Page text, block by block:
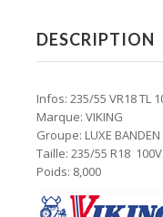
DESCRIPTION
Infos: 235/55 VR18 TL
Marque: VIKING
Groupe: LUXE BANDEN
Taille: 235/55 R18 100V
Poids: 8,000